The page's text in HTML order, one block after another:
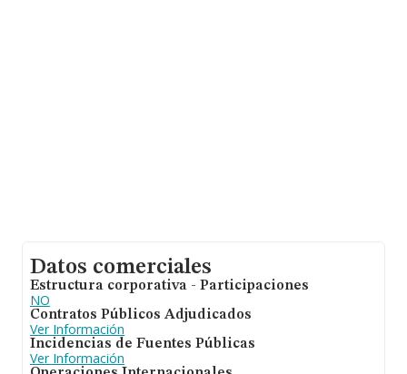
Datos comerciales
Estructura corporativa - Participaciones
NO
Contratos Públicos Adjudicados
Ver Información
Incidencias de Fuentes Públicas
Ver Información